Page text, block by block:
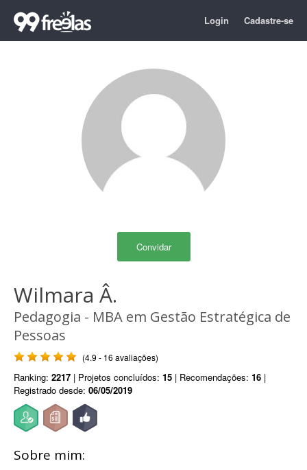
Login Cadastre-se
Convidar
Wilmara Â.
Pedagogia - MBA em Gestão Estratégica de
Pessoas
(4.9 - 16 avaliações)
Ranking: 2217 | Projetos concluídos: 15 | Recomendações: 16 |
Registrado desde: 06/05/2019
Sobre mim: